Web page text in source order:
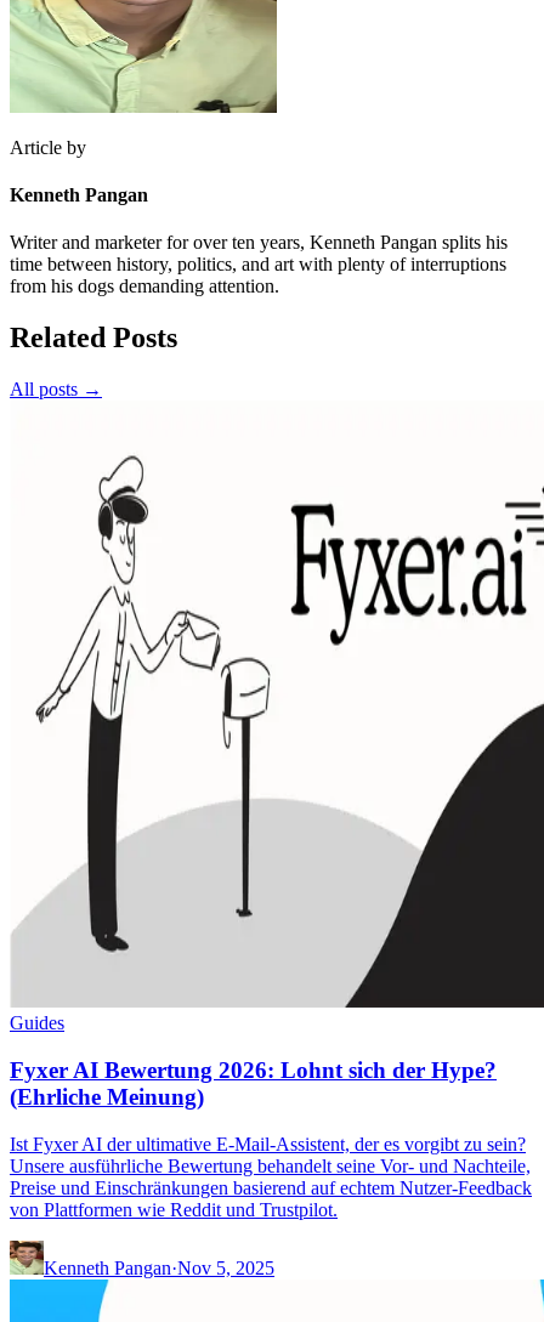
Article by
Kenneth Pangan
Writer and marketer for over ten years, Kenneth Pangan splits his
time between history, politics, and art with plenty of interruptions
from his dogs demanding attention.
Related Posts
All posts →
Guides
Fyxer AI Bewertung 2026: Lohnt sich der Hype?
(Ehrliche Meinung)
Ist Fyxer AI der ultimative E-Mail-Assistent, der es vorgibt zu sein?
Unsere ausführliche Bewertung behandelt seine Vor- und Nachteile,
Preise und Einschränkungen basierend auf echtem Nutzer-Feedback
von Plattformen wie Reddit und Trustpilot.
Kenneth Pangan·Nov 5, 2025